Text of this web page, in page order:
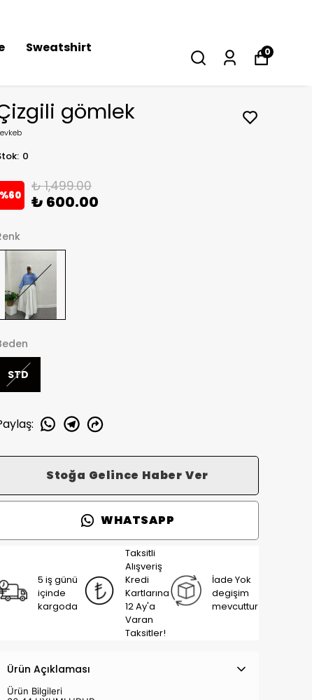
Sweatshirt
0
gömlek
: 0
%60
₺ 1,499.00
₺ 600.00
STD
:
Stoğa Gelince Haber Ver
WHATSAPP
5 iş günü
içinde
kargoda
Taksitli
Alışveriş
Kredi
Kartlarına
12 Ay'a
Varan
Taksitler!
İade Yok
degişim
mevcuttur
Ürün Açıklaması
Ürün Bilgileri